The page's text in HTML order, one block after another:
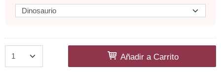
Añadir a Carrito